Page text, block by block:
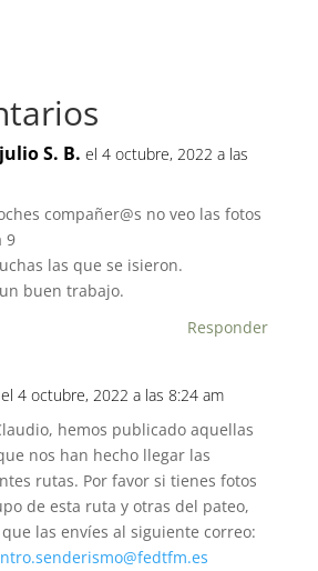
A
p S. B. el 4 octubre, 2022 a las
compañer@s no veo las fotos
9
las que se isieron.
buen trabajo.
Responder
el 4 octubre, 2022 a las 8:24 am
hemos publicado aquellas
nos han hecho llegar las
rutas. Por favor si tienes fotos
de esta ruta y otras del pateo,
las envíes al siguiente correo: